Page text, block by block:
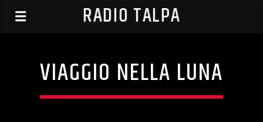
RADIO TALPA
VIAGGIO NELLA LUNA